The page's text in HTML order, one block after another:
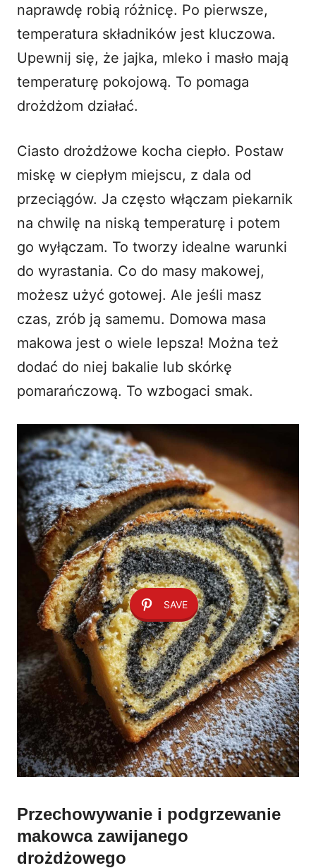
naprawdę robią różnicę. Po pierwsze,
temperatura składników jest kluczowa.
Upewnij się, że jajka, mleko i masło mają
temperaturę pokojową. To pomaga
drożdżom działać.
Ciasto drożdżowe kocha ciepło. Postaw
miskę w ciepłym miejscu, z dala od
przeciągów. Ja często włączam piekarnik
na chwilę na niską temperaturę i potem
go wyłączam. To tworzy idealne warunki
do wyrastania. Co do masy makowej,
możesz użyć gotowej. Ale jeśli masz
czas, zrób ją samemu. Domowa masa
makowa jest o wiele lepsza! Można też
dodać do niej bakalie lub skórkę
pomarańczową. To wzbogaci smak.
SAVE
Przechowywanie i podgrzewanie
makowca zawijanego
drożdżowego